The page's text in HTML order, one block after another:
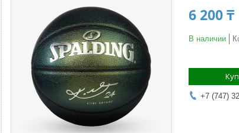
6 200 ₸
В наличии
+7 (747)